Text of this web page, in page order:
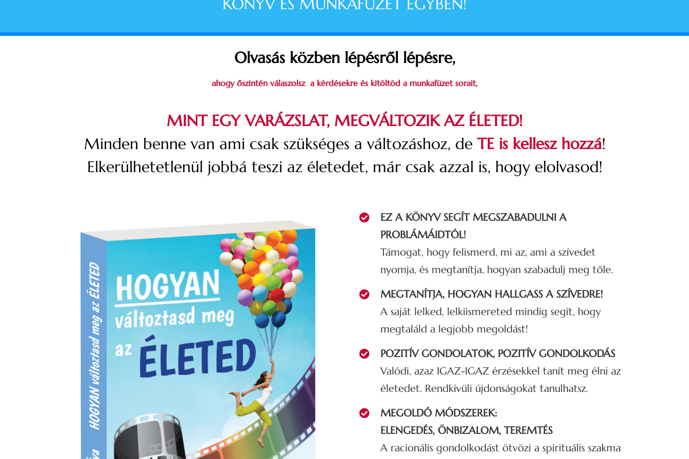
Olvasás közben lépésről lépésre,
ahogy őszintén válaszolsz a kérdésekre és kitöltöd a munkafüzet sorait,
MINT EGY VARÁZSLAT, MEGVÁLTOZIK AZ ÉLETED!
Minden benne van ami csak szükséges a változáshoz, de TE is kellesz hozzá!
Elkerülhetetlenül jobbá teszi az életedet, már csak azzal is, hogy elolvasod!
EZ A KÖNYV SEGÍT MEGSZABADULNI A
PROBLÁMÁIDTÓL!
Támogat, hogy felismerd, mi az, ami a szívedet
nyomja, és megtanítja, hogyan szabadulj meg tőle.
MEGTANÍTJA, HOGYAN HALLGASS A SZÍVEDRE!
A saját lelked, lelkiismereted mindig segít, hogy
megtaláld a legjobb megoldást!
POZITÍV GONDOLATOK, POZITÍV GONDOLKODÁS
Valódi, azaz IGAZ-IGAZ érzésekkel tanít meg élni az
életedet. Rendkívüli újdonságokat tanulhatsz.
MEGOLDÓ MÓDSZEREK:
ELENGEDÉS, ÖNBIZALOM, TEREMTÉS
A racionális gondolkodást ötvözi a spirituális szakma